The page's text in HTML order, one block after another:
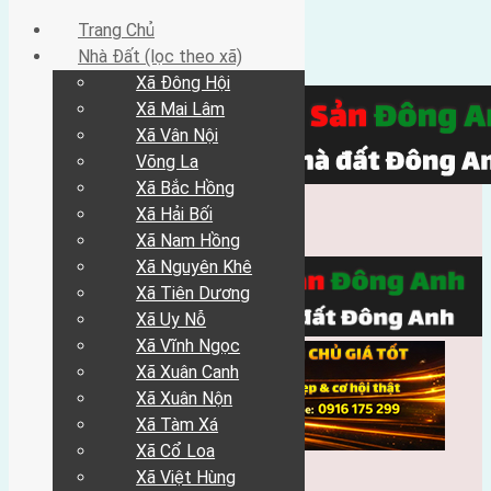
Trang Chủ
Trang Chủ
Nhà Đất (lọc theo xã)
Xã Đông Hội
Xã Mai Lâm
Xã Vân Nội
Võng La
Xã Bắc Hồng
Xã Hải Bối
Xã Nam Hồng
Xã Nguyên Khê
Xã Tiên Dương
Xã Uy Nỗ
Xã Vĩnh Ngọc
Xã Xuân Canh
Xã Xuân Nộn
Xã Tàm Xá
Xã Cổ Loa
Xã Việt Hùng